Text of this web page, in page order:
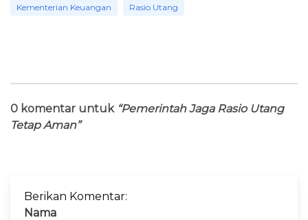
Kementerian Keuangan Rasio Utang
0 komentar untuk “Pemerintah Jaga Rasio Utang
Tetap Aman”
Berikan Komentar:
Nama